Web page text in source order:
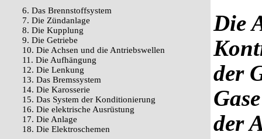
6. Das Brennstoffsystem
7. Die Zündanlage
8. Die Kupplung
9. Die Getriebe
10. Die Achsen und die Antriebswellen
11. Die Aufhängung
12. Die Lenkung
13. Das Bremssystem
14. Die Karosserie
15. Das System der Konditionierung
16. Die elektrische Ausrüstung
17. Die Anlage
18. Die Elektroschemen
Die
der
der